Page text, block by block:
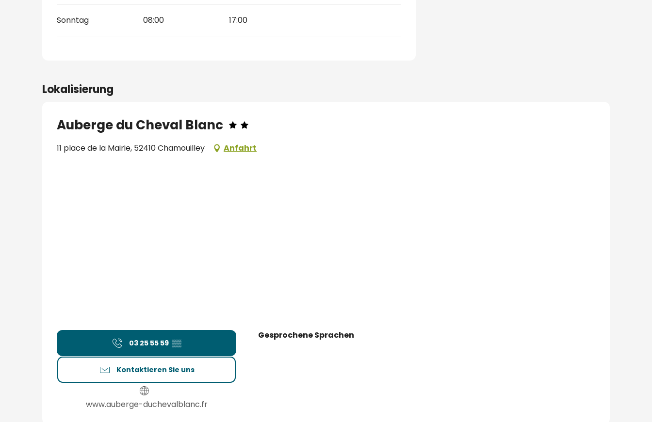
Sonntag 08:00 17:00
Lokalisierung
Auberge du Cheval Blanc
11 place de la Mairie, 52410 Chamouilley Anfahrt
03 25 55 59 ▒▒
Kontaktieren Sie uns
www.auberge-duchevalblanc.fr
Gesprochene Sprachen
Gesprochene Sprachen